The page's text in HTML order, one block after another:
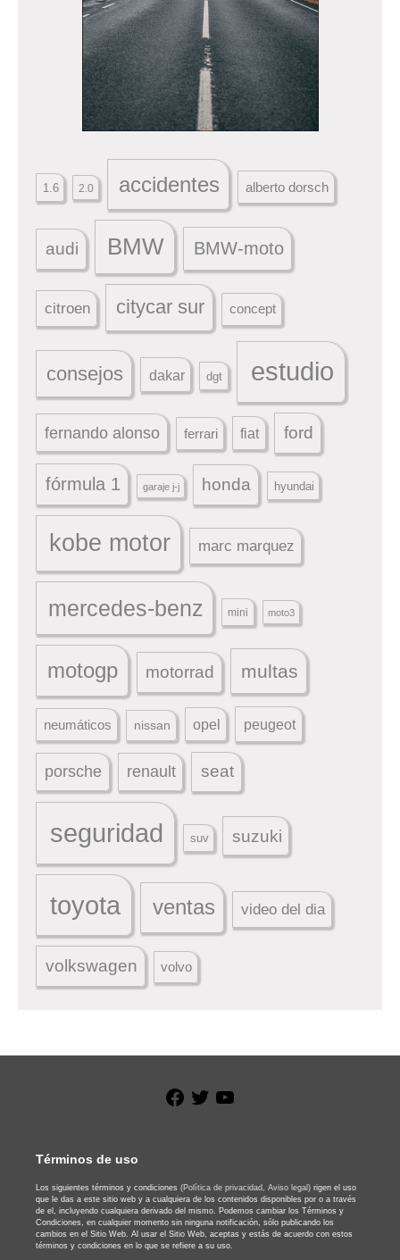
1.6 2.0 accidentes alberto dorsch
audi BMW BMW-moto
citroen citycar sur concept
consejos dakar dgt estudio
fernando alonso ferrari fiat ford
fórmula 1 garaje j-j honda hyundai
kobe motor marc marquez
mercedes-benz mini moto3
motogp motorrad multas
neumáticos nissan opel peugeot
porsche renault seat
seguridad suv suzuki
toyota ventas video del dia
volkswagen volvo
Facebook
Twitter
Términos de uso
Los siguientes términos y condiciones (Política de privacidad, Aviso legal) rigen el uso
que le das a este sitio web y a cualquiera de los contenidos disponibles por o a través
de el, incluyendo cualquiera derivado del mismo. Podemos cambiar los Términos y
Condiciones, en cualquier momento sin ninguna notificación, sólo publicando los
cambios en el Sitio Web. Al usar el Sitio Web, aceptas y estás de acuerdo con estos
términos y condiciones en lo que se refiere a su uso.